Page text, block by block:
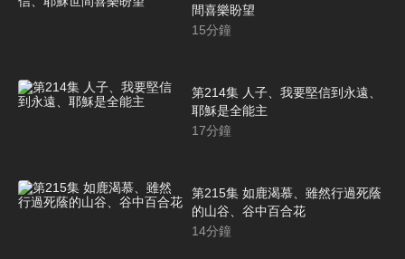
間喜樂盼望
15分鐘
第214集 人子、我要堅信到永遠、
耶穌是全能主
17分鐘
第215集 如鹿渴慕、雖然行過死蔭
的山谷、谷中百合花
14分鐘